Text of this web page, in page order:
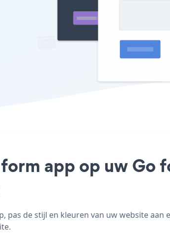
app op uw Go
pas de stijl en kleuren van uw website